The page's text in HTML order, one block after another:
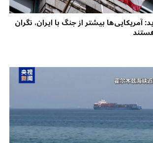
بیشتر از جنگ با ایران، نگران